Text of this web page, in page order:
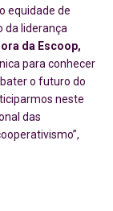
equidade de
da liderança
da Escoop,
para conhecer
o futuro do
neste
das